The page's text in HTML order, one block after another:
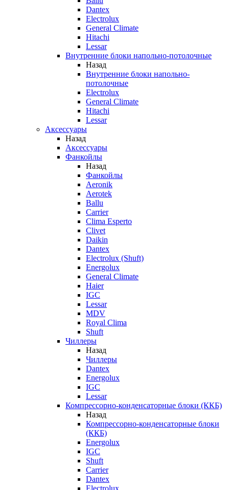
Dantex
Electrolux
General Climate
Hitachi
Lessar
Внутренние блоки напольно-потолочные
Назад
Внутренние блоки напольно-
потолочные
Electrolux
General Climate
Hitachi
Lessar
Аксессуары
Назад
Аксессуары
Фанкойлы
Назад
Фанкойлы
Aeronik
Aerotek
Ballu
Carrier
Clima Esperto
Clivet
Daikin
Dantex
Electrolux (Shuft)
Energolux
General Climate
Haier
IGC
Lessar
MDV
Royal Clima
Shuft
Чиллеры
Назад
Чиллеры
Dantex
Energolux
IGC
Lessar
Компрессорно-конденсаторные блоки (ККБ)
Назад
Компрессорно-конденсаторные блоки
(ККБ)
Energolux
IGC
Shuft
Carrier
Dantex
Electrolux